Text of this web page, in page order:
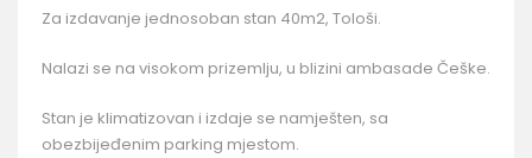
Za izdavanje jednosoban stan 40m2, Tološi.
Nalazi se na visokom prizemlju, u blizini ambasade Češke.
Stan je klimatizovan i izdaje se namješten, sa
obezbijeđenim parking mjestom.